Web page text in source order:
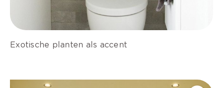
Exotische planten als accent